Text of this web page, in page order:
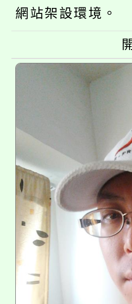
生本土語及
公告本校
代理(課)教
公告本校
代理(課)教
轉知中國文
《TA101
程，歡迎
心理、諮商
系所師生報
網站架設環境。